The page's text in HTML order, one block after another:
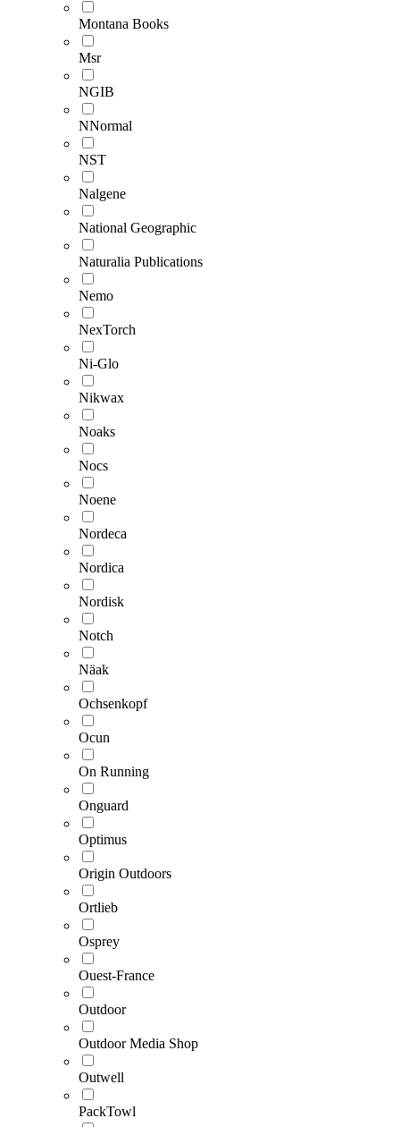
Montana Books
Msr
NGIB
NNormal
NST
Nalgene
National Geographic
Naturalia Publications
Nemo
NexTorch
Ni-Glo
Nikwax
Noaks
Nocs
Noene
Nordeca
Nordica
Nordisk
Notch
Näak
Ochsenkopf
Ocun
On Running
Onguard
Optimus
Origin Outdoors
Ortlieb
Osprey
Ouest-France
Outdoor
Outdoor Media Shop
Outwell
PackTowl